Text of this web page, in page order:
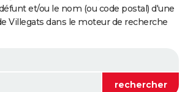
et/ou le nom (ou code postal) d'une
Villegats dans le moteur de recherche